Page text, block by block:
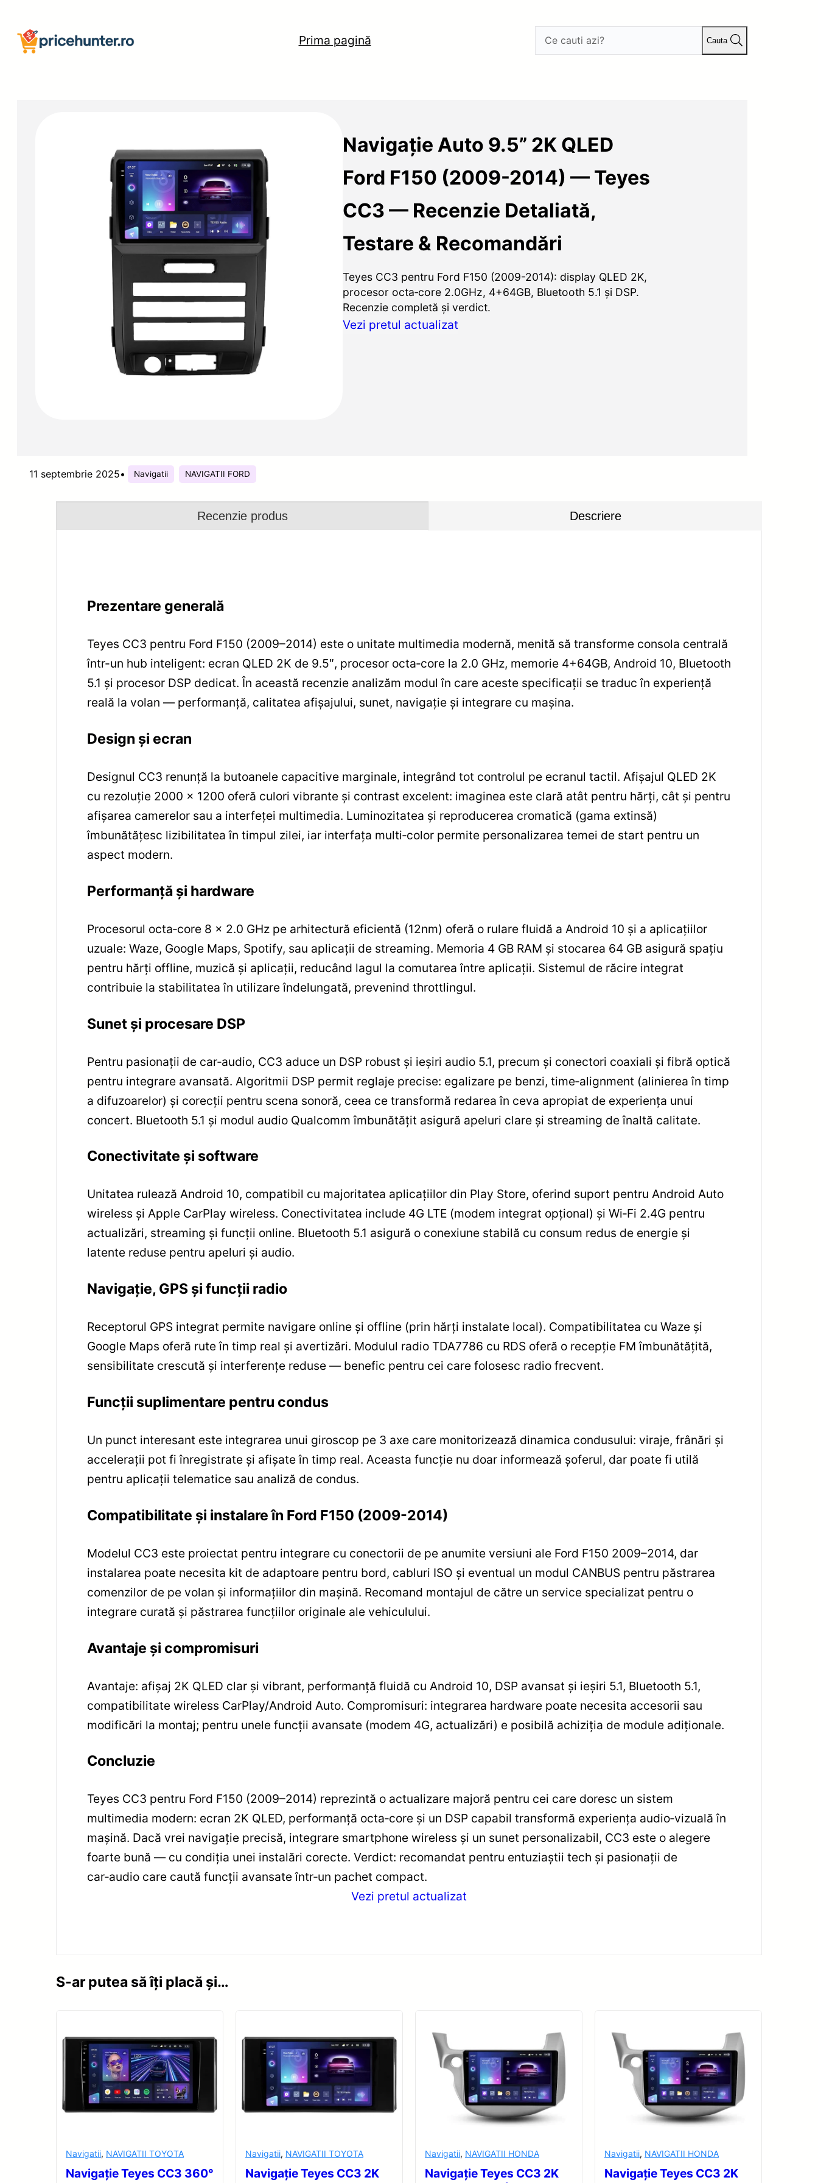
conținut
Prima pagină Cauta
Navigație Auto 9.5” 2K QLED
Ford F150 (2009-2014) — Teyes
CC3 — Recenzie Detaliată,
Testare & Recomandări
Teyes CC3 pentru Ford F150 (2009-2014): display QLED 2K,
procesor octa‑core 2.0GHz, 4+64GB, Bluetooth 5.1 și DSP.
Recenzie completă și verdict.
Vezi pretul actualizat
11 septembrie 2025• Navigatii NAVIGATII FORD
Recenzie produs Descriere
Prezentare generală
Teyes CC3 pentru Ford F150 (2009–2014) este o unitate multimedia modernă, menită să transforme consola centrală
într-un hub inteligent: ecran QLED 2K de 9.5″, procesor octa‑core la 2.0 GHz, memorie 4+64GB, Android 10, Bluetooth
5.1 și procesor DSP dedicat. În această recenzie analizăm modul în care aceste specificații se traduc în experiență
reală la volan — performanță, calitatea afișajului, sunet, navigație și integrare cu mașina.
Design și ecran
Designul CC3 renunță la butoanele capacitive marginale, integrând tot controlul pe ecranul tactil. Afișajul QLED 2K
cu rezoluție 2000 x 1200 oferă culori vibrante și contrast excelent: imaginea este clară atât pentru hărți, cât și pentru
afișarea camerelor sau a interfeței multimedia. Luminozitatea și reproducerea cromatică (gama extinsă)
îmbunătățesc lizibilitatea în timpul zilei, iar interfața multi‑color permite personalizarea temei de start pentru un
aspect modern.
Performanță și hardware
Procesorul octa‑core 8 x 2.0 GHz pe arhitectură eficientă (12nm) oferă o rulare fluidă a Android 10 și a aplicațiilor
uzuale: Waze, Google Maps, Spotify, sau aplicații de streaming. Memoria 4 GB RAM și stocarea 64 GB asigură spațiu
pentru hărți offline, muzică și aplicații, reducând lagul la comutarea între aplicații. Sistemul de răcire integrat
contribuie la stabilitatea în utilizare îndelungată, prevenind throttlingul.
Sunet și procesare DSP
Pentru pasionații de car‑audio, CC3 aduce un DSP robust și ieșiri audio 5.1, precum și conectori coaxiali și fibră optică
pentru integrare avansată. Algoritmii DSP permit reglaje precise: egalizare pe benzi, time‑alignment (alinierea în timp
a difuzoarelor) și corecții pentru scena sonoră, ceea ce transformă redarea în ceva apropiat de experiența unui
concert. Bluetooth 5.1 și modul audio Qualcomm îmbunătățit asigură apeluri clare și streaming de înaltă calitate.
Conectivitate și software
Unitatea rulează Android 10, compatibil cu majoritatea aplicațiilor din Play Store, oferind suport pentru Android Auto
wireless și Apple CarPlay wireless. Conectivitatea include 4G LTE (modem integrat opțional) și Wi‑Fi 2.4G pentru
actualizări, streaming și funcții online. Bluetooth 5.1 asigură o conexiune stabilă cu consum redus de energie și
latente reduse pentru apeluri și audio.
Navigație, GPS și funcții radio
Receptorul GPS integrat permite navigare online și offline (prin hărți instalate local). Compatibilitatea cu Waze și
Google Maps oferă rute în timp real și avertizări. Modulul radio TDA7786 cu RDS oferă o recepție FM îmbunătățită,
sensibilitate crescută și interferențe reduse — benefic pentru cei care folosesc radio frecvent.
Funcții suplimentare pentru condus
Un punct interesant este integrarea unui giroscop pe 3 axe care monitorizează dinamica condusului: viraje, frânări și
accelerații pot fi înregistrate și afișate în timp real. Aceasta funcție nu doar informează șoferul, dar poate fi utilă
pentru aplicații telematice sau analiză de condus.
Compatibilitate și instalare în Ford F150 (2009-2014)
Modelul CC3 este proiectat pentru integrare cu conectorii de pe anumite versiuni ale Ford F150 2009–2014, dar
instalarea poate necesita kit de adaptoare pentru bord, cabluri ISO și eventual un modul CANBUS pentru păstrarea
comenzilor de pe volan și informațiilor din mașină. Recomand montajul de către un service specializat pentru o
integrare curată și păstrarea funcțiilor originale ale vehiculului.
Avantaje și compromisuri
Avantaje: afișaj 2K QLED clar și vibrant, performanță fluidă cu Android 10, DSP avansat și ieșiri 5.1, Bluetooth 5.1,
compatibilitate wireless CarPlay/Android Auto. Compromisuri: integrarea hardware poate necesita accesorii sau
modificări la montaj; pentru unele funcții avansate (modem 4G, actualizări) e posibilă achiziția de module adiționale.
Concluzie
Teyes CC3 pentru Ford F150 (2009–2014) reprezintă o actualizare majoră pentru cei care doresc un sistem
multimedia modern: ecran 2K QLED, performanță octa‑core și un DSP capabil transformă experiența audio‑vizuală în
mașină. Dacă vrei navigație precisă, integrare smartphone wireless și un sunet personalizabil, CC3 este o alegere
foarte bună — cu condiția unei instalări corecte. Verdict: recomandat pentru entuziaștii tech și pasionații de
car‑audio care caută funcții avansate într‑un pachet compact.
Vezi pretul actualizat
S-ar putea să îți placă și…
Navigatii, NAVIGATII TOYOTA
Navigație Teyes CC3 360°
Navigatii, NAVIGATII TOYOTA
Navigație Teyes CC3 2K
Navigatii, NAVIGATII HONDA
Navigație Teyes CC3 2K
Navigatii, NAVIGATII HONDA
Navigație Teyes CC3 2K